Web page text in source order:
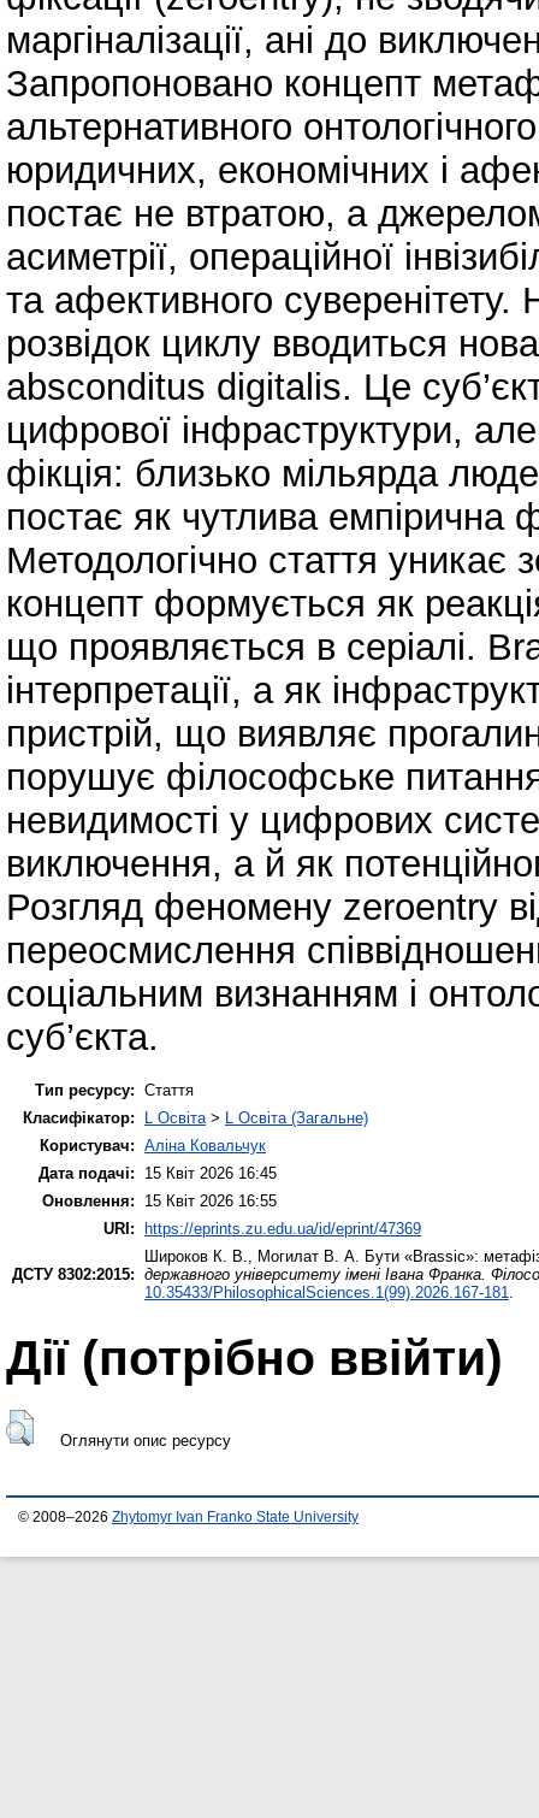
маргіналізації, ані до
Запропоновано концепт
альтернативного
юридичних, економічних і
постає не втратою, а
асиметрії, операційної
та афективного суверенітету.
розвідок циклу вводиться
absconditus digitalis. Це
цифрової інфраструктури,
фікція: близько мільярда
постає як чутлива емпірична
Методологічно стаття уникає
концепт формується як
що проявляється в серіалі.
інтерпретації, а як
пристрій, що виявляє
порушує філософське
невидимості у цифрових
виключення, а й як
Розгляд феномену zeroentry
переосмислення
соціальним визнанням і
суб’єкта.
Тип ресурсу: Стаття
Класифікатор:
L Освіта > L Освіта (Загальне)
Користувач: Аліна Ковальчук
Дата подачі:
15 Квіт 2026 16:45
Оновлення:
15 Квіт 2026 16:55
URI: https://eprints.zu.edu.ua/id/eprint/47369
ДСТУ 8302:2015:
Широков К. В. Могилат В. А. Бути «Brassic»:
державного університету імені Івана Франка.
10.35433/PhilosophicalSciences.1(99).2026.167-181
Дії ​​(потрібно ввійти)
Оглянути опис ресурсу
© 2008–2026 Zhytomyr Ivan Franko State University